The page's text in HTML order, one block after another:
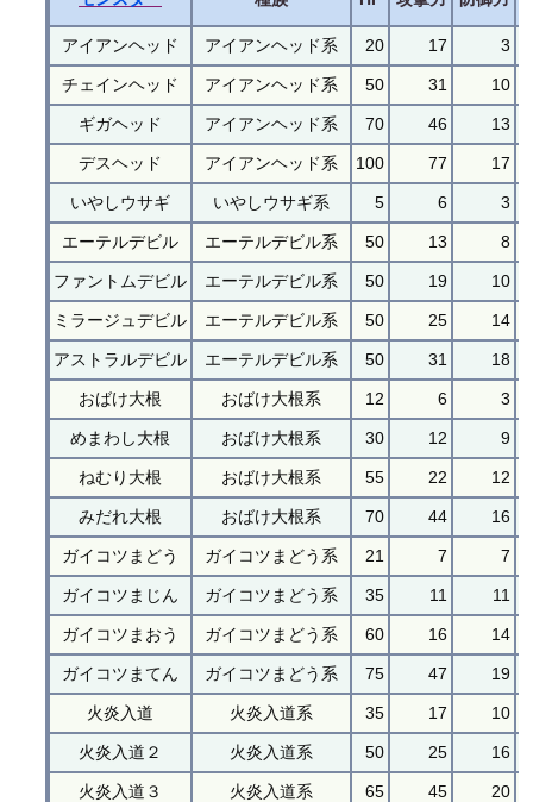
アイアンヘッド アイアンヘッド系 20 17 3
チェインヘッド アイアンヘッド系 50 31 10
ギガヘッド アイアンヘッド系 70 46 13
デスヘッド アイアンヘッド系 100 77 17
いやしウサギ いやしウサギ系 5 6 3
エーテルデビル エーテルデビル系 50 13 8
ファントムデビル エーテルデビル系 50 19 10
ミラージュデビル エーテルデビル系 50 25 14
アストラルデビル エーテルデビル系 50 31 18
おばけ大根 おばけ大根系 12 6 3
めまわし大根 おばけ大根系 30 12 9
ねむり大根 おばけ大根系 55 22 12
みだれ大根 おばけ大根系 70 44 16
ガイコツまどう ガイコツまどう系 21 7 7
ガイコツまじん ガイコツまどう系 35 11 11
ガイコツまおう ガイコツまどう系 60 16 14
ガイコツまてん ガイコツまどう系 75 47 19
火炎入道 火炎入道系 35 17 10
火炎入道２ 火炎入道系 50 25 16
火炎入道３ 火炎入道系 65 45 20